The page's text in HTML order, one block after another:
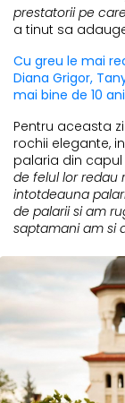
prestatorii pe
a tinut sa
Cu greu le mai
Diana Grigor,
mai bine de 10
Pentru aceasta
rochii elegante,
palaria din
de felul lor redau
intotdeauna
de palarii si am
saptamani am si